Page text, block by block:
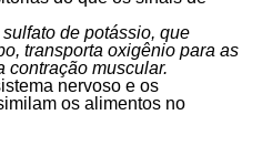
de potássio, que
transporta oxigênio para as
contração muscular.
nervoso e os
os alimentos no